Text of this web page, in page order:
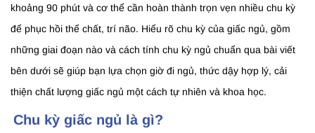
khoảng 90 phút và cơ thể cần hoàn thành trọn vẹn nhiều chu kỳ
để phục hồi thể chất, trí não. Hiểu rõ chu kỳ của giấc ngủ, gồm
những giai đoạn nào và cách tính chu kỳ ngủ chuẩn qua bài viết
bên dưới sẽ giúp bạn lựa chọn giờ đi ngủ, thức dậy hợp lý, cải
thiện chất lượng giấc ngủ một cách tự nhiên và khoa học.
Chu kỳ giấc ngủ là gì?